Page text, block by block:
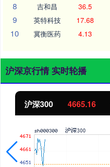
8 吉和昌 36.5
9 英特科技 17.68
10 冀衡医药 4.13
沪深京行情 实时轮播
沪深300 4665.16